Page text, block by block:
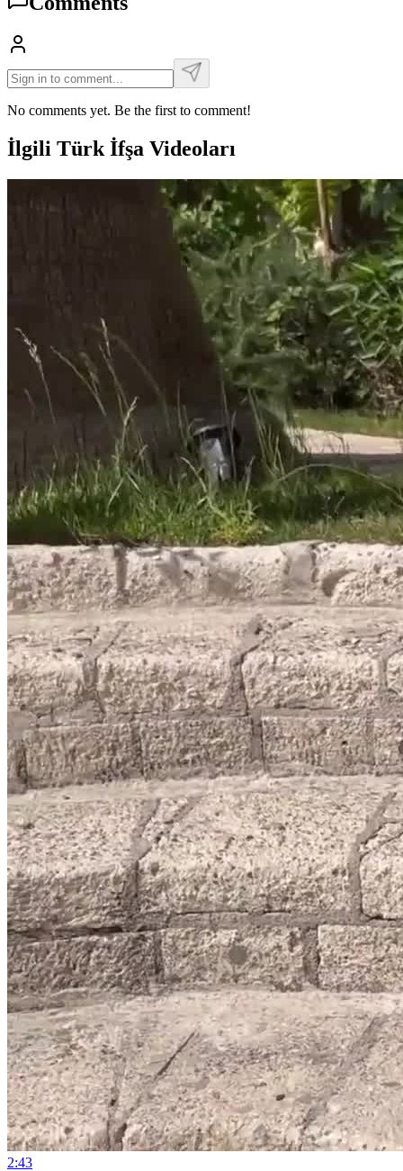
No comments yet. Be the first to comment!
İlgili Türk İfşa Videoları
2:43